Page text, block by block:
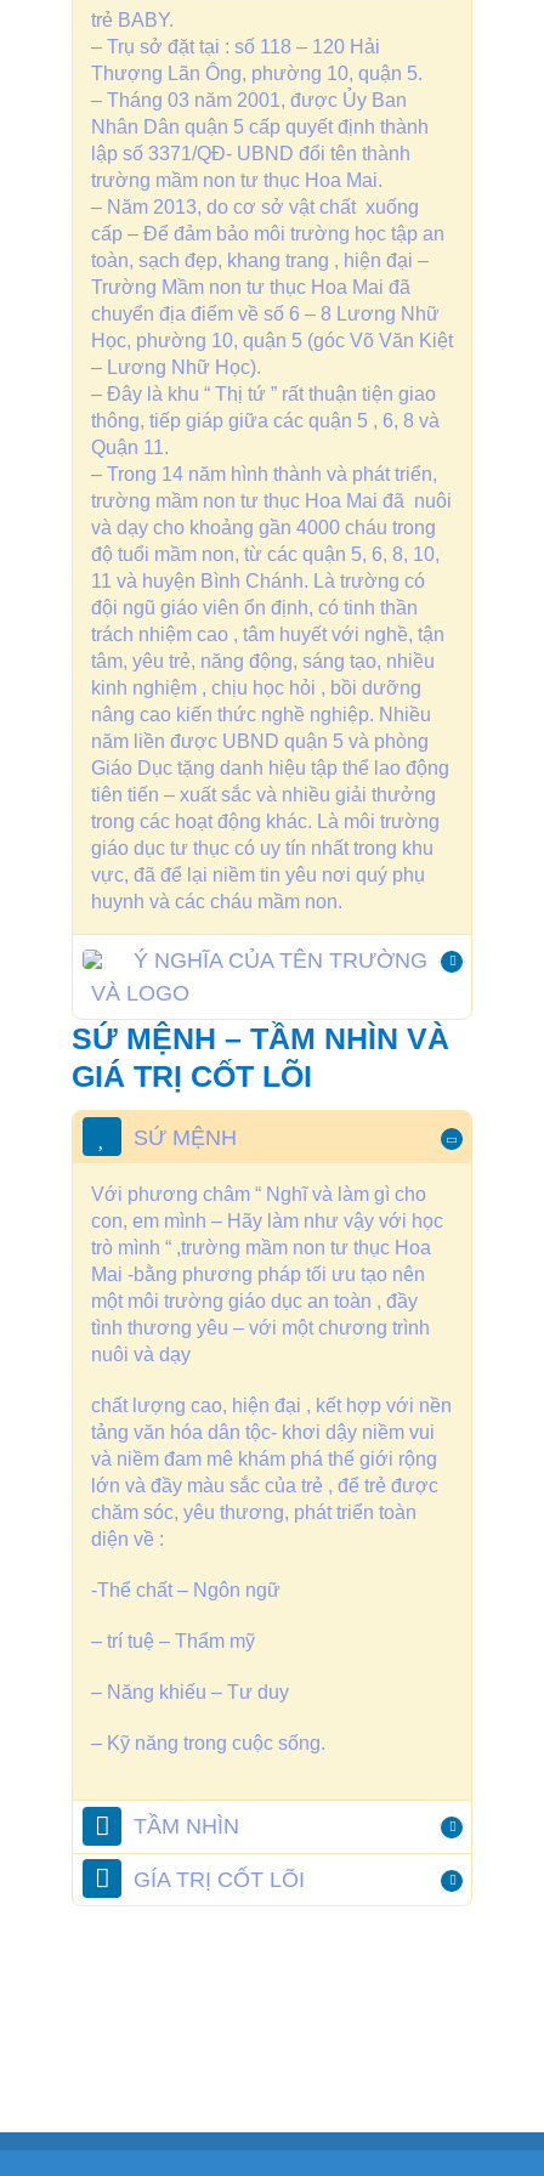
trẻ BABY.
– Trụ sở đặt tại : số 118 – 120 Hải
Thượng Lãn Ông, phường 10, quận 5.
– Tháng 03 năm 2001, được Ủy Ban
Nhân Dân quận 5 cấp quyết định thành
lập số 3371/QĐ- UBND đổi tên thành
trường mầm non tư thục Hoa Mai.
– Năm 2013, do cơ sở vật chất xuống
cấp – Để đảm bảo môi trường học tập an
toàn, sạch đẹp, khang trang , hiện đại –
Trường Mầm non tư thục Hoa Mai đã
chuyển địa điểm về số 6 – 8 Lương Nhữ
Học, phường 10, quận 5 (góc Võ Văn Kiệt
– Lương Nhữ Học).
– Đây là khu “ Thị tứ ” rất thuận tiện giao
thông, tiếp giáp giữa các quận 5 , 6, 8 và
Quận 11.
– Trong 14 năm hình thành và phát triển,
trường mầm non tư thục Hoa Mai đã nuôi
và dạy cho khoảng gần 4000 cháu trong
độ tuổi mầm non, từ các quận 5, 6, 8, 10,
11 và huyện Bình Chánh. Là trường có
đội ngũ giáo viên ổn định, có tinh thần
trách nhiệm cao , tâm huyết với nghề, tận
tâm, yêu trẻ, năng động, sáng tạo, nhiều
kinh nghiệm , chịu học hỏi , bồi dưỡng
nâng cao kiến thức nghề nghiệp. Nhiều
năm liền được UBND quận 5 và phòng
Giáo Dục tặng danh hiệu tập thể lao động
tiên tiến – xuất sắc và nhiều giải thưởng
trong các hoạt động khác. Là môi trường
giáo dục tư thục có uy tín nhất trong khu
vực, đã để lại niềm tin yêu nơi quý phụ
huynh và các cháu mầm non.
Ý NGHĨA CỦA TÊN TRƯỜNG
VÀ LOGO
SỨ MỆNH – TẦM NHÌN VÀ
GIÁ TRỊ CỐT LÕI
SỨ MỆNH
Với phương châm “ Nghĩ và làm gì cho
con, em mình – Hãy làm như vậy với học
trò mình “ ,trường mầm non tư thục Hoa
Mai -bằng phương pháp tối ưu tạo nên
một môi trường giáo dục an toàn , đầy
tình thương yêu – với một chương trình
nuôi và dạy
chất lượng cao, hiện đại , kết hợp với nền
tảng văn hóa dân tộc- khơi dậy niềm vui
và niềm đam mê khám phá thế giới rộng
lớn và đầy màu sắc của trẻ , để trẻ được
chăm sóc, yêu thương, phát triển toàn
diện về :
-Thể chất – Ngôn ngữ
– trí tuệ – Thẩm mỹ
– Năng khiếu – Tư duy
– Kỹ năng trong cuộc sống.
TẦM NHÌN
GÍA TRỊ CỐT LÕI